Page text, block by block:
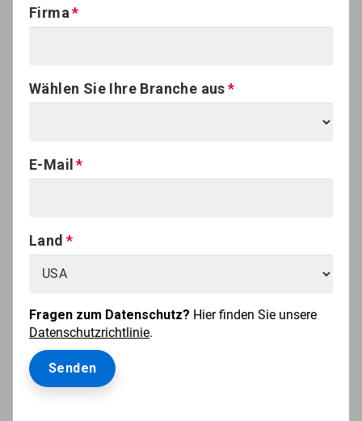
Firma
Wählen Sie Ihre Branche aus
E-Mail
Land
Fragen zum Datenschutz? Hier finden Sie unsere
Datenschutzrichtlinie.